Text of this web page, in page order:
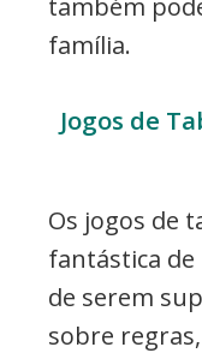
família.
Jogos de
Os jogos de
fantástica
de serem
sobre